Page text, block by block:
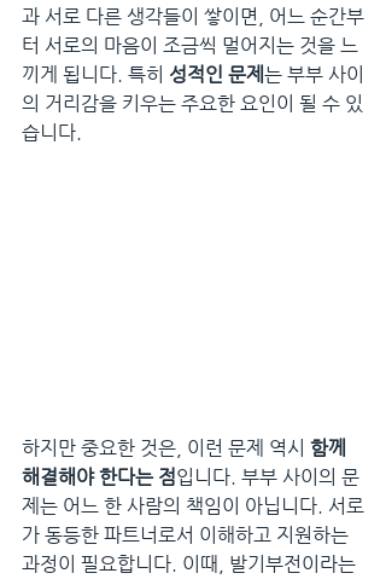
과 서로 다른 생각들이 쌓이면, 어느 순간부
터 서로의 마음이 조금씩 멀어지는 것을 느
끼게 됩니다. 특히 성적인 문제 는 부부 사이
의 거리감을 키우는 주요한 요인이 될 수 있
습니다.
하지만 중요한 것은, 이런 문제 역시 함께
해결해야 한다는 점입니다. 부부 사이의 문
제는 어느 한 사람의 책임이 아닙니다. 서로
가 동등한 파트너로서 이해하고 지원하는
과정이 필요합니다. 이때, 발기부전이라는